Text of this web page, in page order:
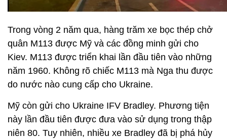
Trong vòng 2 năm qua, hàng trăm xe bọc thép chở
quân M113 được Mỹ và các đồng minh gửi cho
Kiev. M113 được triển khai lần đầu tiên vào những
năm 1960. Không rõ chiếc M113 mà Nga thu được
do nước nào cung cấp cho Ukraine.
Mỹ còn gửi cho Ukraine IFV Bradley. Phương tiện
này lần đầu tiên được đưa vào sử dụng trong thập
niên 80. Tuy nhiên, nhiều xe Bradley đã bị phá hủy